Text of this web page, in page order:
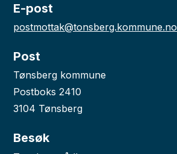
E-post
postmottak@tonsberg.kommune.no
Post
Tønsberg kommune
Postboks 2410
3104 Tønsberg
Besøk